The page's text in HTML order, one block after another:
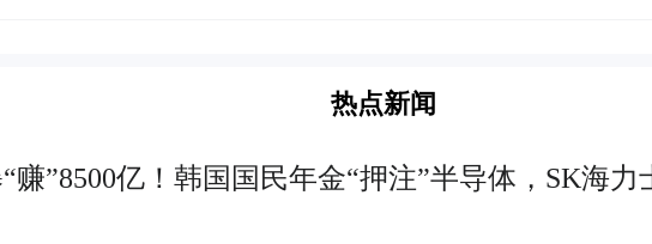
热点新闻
赚”8500亿！韩国国民年金“押注”半导体，SK海力